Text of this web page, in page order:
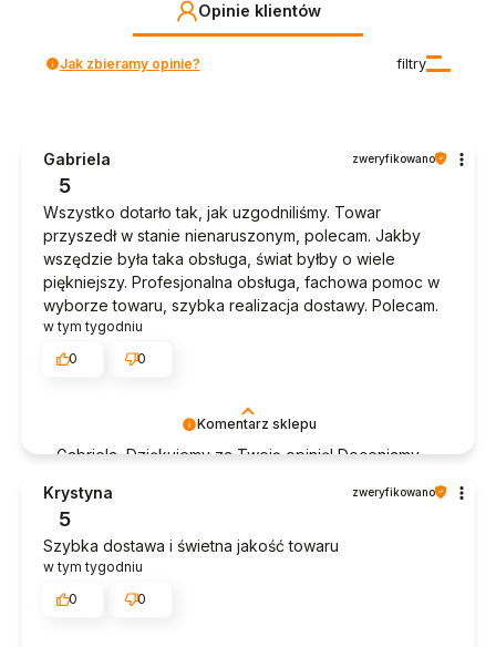
Opinie klientów
filtry
Jak zbieramy opinie?
Komentarz sklepu
Gabriela, Dziękujemy za Twoją opinię! Doceniamy
doświadczeniem. Jesteśmy szczęśliwi, że mamy
takich klientów. Z pozdrowieniami, obsługa sklepu.
Gabriela zweryfikowano
5
Wszystko dotarło tak, jak uzgodniliśmy. Towar
przyszedł w stanie nienaruszonym, polecam. Jakby
wszędzie była taka obsługa, świat byłby o wiele
piękniejszy. Profesjonalna obsługa, fachowa pomoc w
wyborze towaru, szybka realizacja dostawy. Polecam.
w tym tygodniu
0
0
Krystyna zweryfikowano
5
Szybka dostawa i świetna jakość towaru
w tym tygodniu
0
0